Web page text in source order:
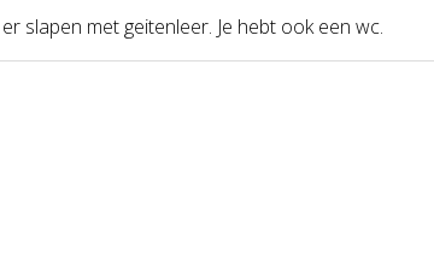
slapen met geitenleer. Je hebt ook een wc.